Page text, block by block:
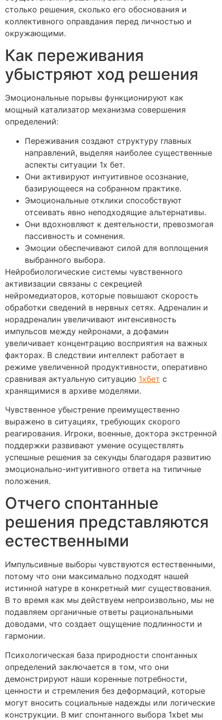
столько решения, сколько его обоснования и
коллективного оправдания перед личностью и
окружающими.
Как переживания
убыстряют ход решения
Эмоциональные порывы функционируют как
мощный катализатор механизма совершения
определений:
Переживания создают структуру главных
направлений, выделяя наиболее существенные
аспекты ситуации 1х бет.
Они активируют интуитивное осознание,
базирующееся на собранном практике.
Эмоциональные отклики способствуют
отсеивать явно неподходящие альтернативы.
Они вдохновляют к деятельности, превозмогая
пассивность и сомнения.
Эмоции обеспечивают силой для воплощения
выбранного выбора.
Нейробиологические системы чувственного
активизации связаны с секрецией
нейромедиаторов, которые повышают скорость
обработки сведений в нервных сетях. Адреналин и
норадреналин увеличивают интенсивность
импульсов между нейронами, а дофамин
увеличивает концентрацию восприятия на важных
факторах. В следствии интеллект работает в
режиме увеличенной продуктивности, оперативно
сравнивая актуальную ситуацию 1хбет с
хранящимися в архиве моделями.
Чувственное убыстрение преимущественно
выражено в ситуациях, требующих скорого
реагирования. Игроки, военные, доктора экстренной
поддержки развивают умение осуществлять
успешные решения за секунды благодаря развитию
эмоционально-интуитивного ответа на типичные
положения.
Отчего спонтанные
решения представляются
естественными
Импульсивные выборы чувствуются естественными,
потому что они максимально подходят нашей
истинной натуре в конкретный миг существования.
В то время как мы действуем непроизвольно, мы не
подавляем органичные ответы рациональными
доводами, что создает ощущение подлинности и
гармонии.
Психологическая база природности спонтанных
определений заключается в том, что они
демонстрируют наши коренные потребности,
ценности и стремления без деформаций, которые
могут вносить социальные надежды или логические
конструкции. В миг спонтанного выбора 1xbet мы